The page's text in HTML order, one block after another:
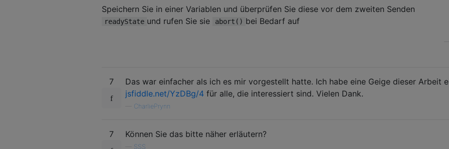
Speichern Sie in einer Variablen und überprüfen Sie diese vor dem zweiten Senden
readyState und rufen Sie sie abort() bei Bedarf auf
7
Das war einfacher als ich es mir vorgestellt hatte. Ich habe eine Geige dieser Arbeit
jsfiddle.net/YzDBg/4 für alle, die interessiert sind. Vielen Dank.
CharliePrynn
7 Können Sie das bitte näher erläutern?
SSS